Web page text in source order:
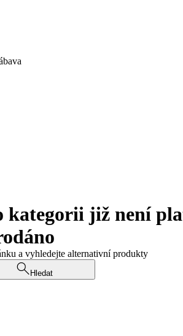
kategorii již není
a vyhledejte alternativní produkty
Hledat